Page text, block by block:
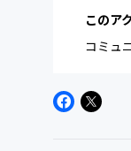
このア
コミュ